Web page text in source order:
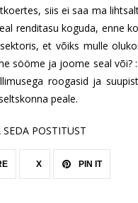
siis ei saa ma
renditasu koguda, enne
et võiks mulle
sööme ja joome seal või?
roogasid ja
peale.
SEDA POSTITUST
X PIN IT